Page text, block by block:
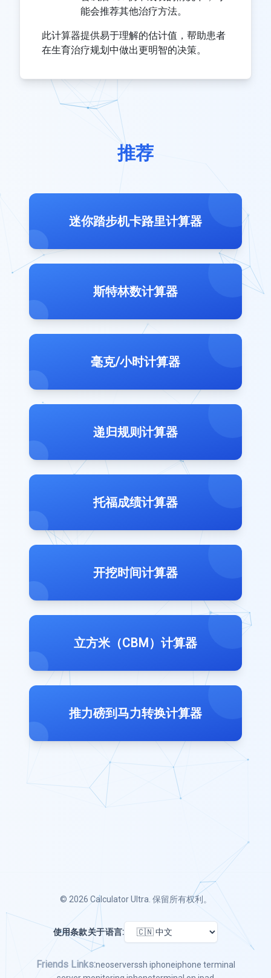
能会推荐其他治疗方法。
此计算器提供易于理解的估计值，帮助患者
在生育治疗规划中做出更明智的决策。
推荐
迷你踏步机卡路里计算器
斯特林数计算器
毫克/小时计算器
递归规则计算器
托福成绩计算器
开挖时间计算器
立方米（CBM）计算器
推力磅到马力转换计算器
© 2026 Calculator Ultra . 保留所有权利。
使用条款关于语言:
Friends Links:neoserverssh iphoneiphone terminal